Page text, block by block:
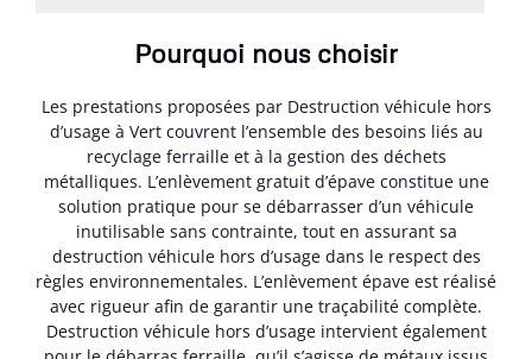
Pourquoi nous choisir
Les prestations proposées par Destruction véhicule hors
d’usage à Vert couvrent l’ensemble des besoins liés au
recyclage ferraille et à la gestion des déchets
métalliques. L’enlèvement gratuit d’épave constitue une
solution pratique pour se débarrasser d’un véhicule
inutilisable sans contrainte, tout en assurant sa
destruction véhicule hors d’usage dans le respect des
règles environnementales. L’enlèvement épave est réalisé
avec rigueur afin de garantir une traçabilité complète.
Destruction véhicule hors d’usage intervient également